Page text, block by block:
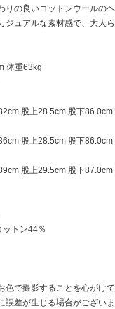
りの良いコットンウールの
ジュアルな素材感で、大人
体重63kg
股上28.5cm 股下
股上28.5cm 股下
股上29.5cm 股下
ットン44％
色で撮影することを心がけ
誤差が生じる場合がござい